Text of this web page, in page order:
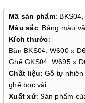
Mã sản phẩm:
Màu sắc: Bảng màu
Kích thước:
Bàn BKS04: W600 x
Ghế GKS04: W695 x
Chất liệu: Gỗ tự
ghế bọc vải
Xuất xứ: Sản phẩm